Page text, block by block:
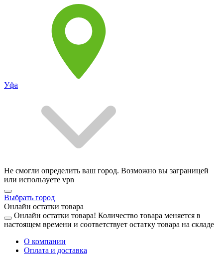
Уфа
Не смогли определить ваш город. Возможно вы заграницей
или используете vpn
Выбрать город
Онлайн остатки товара
Онлайн остатки товара! Количество товара меняется в
настоящем времени и соответствует остатку товара на складе
О компании
Оплата и доставка